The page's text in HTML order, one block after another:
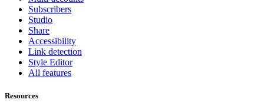
Subscribers
Studio
Share
Accessibility
Link detection
Style Editor
All features
Resources